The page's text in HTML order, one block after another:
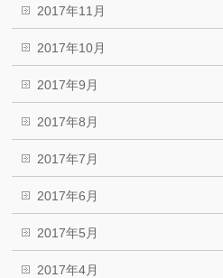
2017年11月
2017年10月
2017年9月
2017年8月
2017年7月
2017年6月
2017年5月
2017年4月